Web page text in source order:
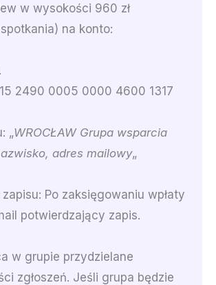
w wysokości 960 zł
na konto:
2490 0005 0000 4600 1317
„WROCŁAW Grupa wsparcia
adres mailowy„
Po zaksięgowaniu wpłaty
potwierdzający zapis.
w grupie przydzielane
zgłoszeń. Jeśli grupa będzie